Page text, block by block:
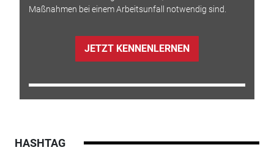
Maßnahmen bei einem Arbeitsunfall notwendig sind.
JETZT KENNENLERNEN
HASHTAG